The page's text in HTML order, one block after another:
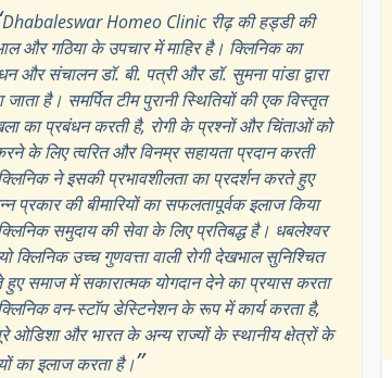
Dhabaleswar Homeo Clinic रीढ़ की हड्डी की
और गठिया के उपचार में माहिर है। क्लिनिक का
और संचालन डॉ. बी. पत्री और डॉ. सुमना पांडा द्वारा
जाता है। समर्पित टीम पुरानी स्थितियों की एक विस्तृत
का प्रबंधन करती है, रोगी के प्रश्नों और चिंताओं को
के लिए त्वरित और विनम्र सहायता प्रदान करती
ने इसकी प्रभावशीलता का प्रदर्शन करते हुए
प्रकार की बीमारियों का सफलतापूर्वक इलाज किया
समुदाय की सेवा के लिए प्रतिबद्ध है। धबलेश्वर
क्लिनिक उच्च गुणवत्ता वाली रोगी देखभाल सुनिश्चित
समाज में सकारात्मक योगदान देने का प्रयास करता
वन-स्टॉप डेस्टिनेशन के रूप में कार्य करता है,
ओडिशा और भारत के अन्य राज्यों के स्थानीय क्षेत्रों के
का इलाज करता है।”